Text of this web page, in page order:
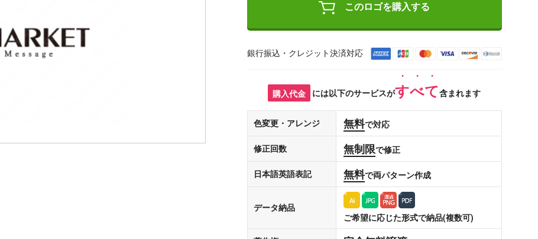
このロゴを購入する
銀行振込・クレジット決済対応
購入代金 には以下のサービスがすべて含まれます
色変更・アレンジ 無料で対応
修正回数 無制限で修正
日本語英語表記 無料で両パターン作成
データ納品
ご希望に応じた形式で納品(複数可)